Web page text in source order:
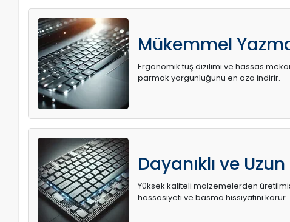
Mükemmel
Ergonomik tuş dizilimi ve hassas
parmak yorgunluğunu en aza indirir.
Dayanıklı ve
Yüksek kaliteli malzemelerden üretilmiş
hassasiyeti ve basma hissiyatını korur.